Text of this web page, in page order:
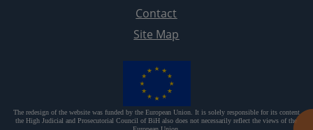
Contact
Site Map
The redesign of the website was funded by the European Union. It is solely responsible for its content
the High Judicial and Prosecutorial Council of BiH also does not necessarily reflect the views of the